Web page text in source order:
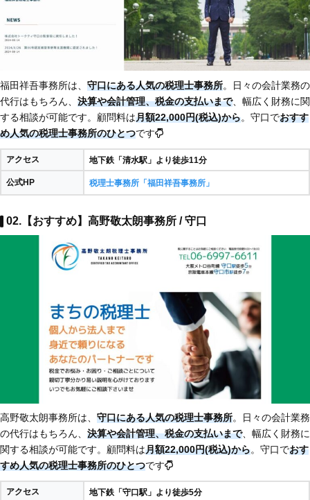
福田祥吾事務所は、 守口にある人気の税理士事務所。日々の会計業務の
代行はもちろん、 決算や会計管理、税金の支払いまで、幅広く財務に関
する相談が可能です。顧問料は月額22,000円(税込)から。守口でおすす
め人気の税理士事務所のひとつです
アクセス 地下鉄「清水駅」より徒歩11分
公式HP 税理士事務所「福田祥吾事務所」
02.【おすすめ】高野敬太朗事務所 / 守口
高野敬太朗事務所は、 守口にある人気の税理士事務所。日々の会計業務
の代行はもちろん、 決算や会計管理、税金の支払いまで、幅広く財務に
関する相談が可能です。顧問料は月額22,000円(税込)から。守口でおす
すめ人気の税理士事務所のひとつです
アクセス 地下鉄「守口駅」より徒歩5分